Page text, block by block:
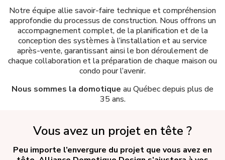
Notre équipe allie savoir-faire technique et compréhension
approfondie du processus de construction. Nous offrons un
accompagnement complet, de la planification et de la
conception des systèmes à l’installation et au service
après-vente, garantissant ainsi le bon déroulement de
chaque collaboration et la préparation de chaque maison ou
condo pour l’avenir.
Nous sommes la domotique au Québec depuis plus de
35 ans.
Vous avez un projet en tête ?
Peu importe l’envergure du projet que vous avez en